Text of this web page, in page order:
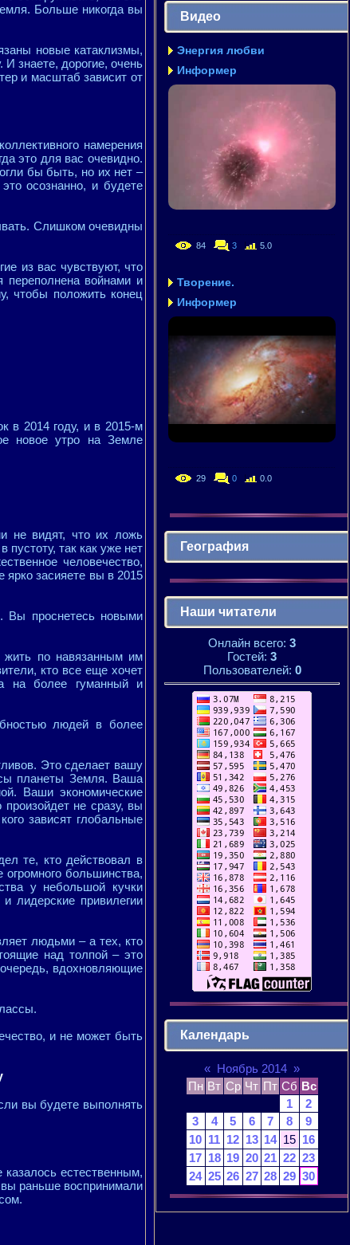
Больше никогда вы
новые катаклизмы,
знаете, дорогие, очень
и масштаб зависит от
намерения
это для вас очевидно.
бы быть, но их нет –
осознанно, и будете
Слишком очевидны
из вас чувствуют, что
переполнена войнами и
чтобы положить конец
в 2014 году, и в 2015-м
новое утро на Земле
не видят, что их ложь
пустоту, так как уже нет
человечество,
ярко засияете вы в 2015
Вы проснетесь новыми
жить по навязанным им
кто все еще хочет
на более гуманный и
людей в более
Это сделает вашу
планеты Земля. Ваша
Ваши экономические
не сразу, вы
зависят глобальные
те, кто действовал в
большинства,
у небольшой кучки
лидерские привилегии
людьми – а тех, кто
над толпой – это
вдохновляющие
и не может быть
вы будете выполнять
естественным,
раньше воспринимали
Видео
Энергия любви
Информер
84 3 5.0
Творение.
Информер
29 0 0.0
География
Наши читатели
Онлайн всего: 3
Гостей: 3
Пользователей: 0
Календарь
« Ноябрь 2014 »
Пн Вт Ср Чт Пт Сб Вс
1
2
3
4 5 6 7 8
9
10 11 12 13 14 15 16
17 18 19 20 21 22 23
24 25 26 27 28 29 30